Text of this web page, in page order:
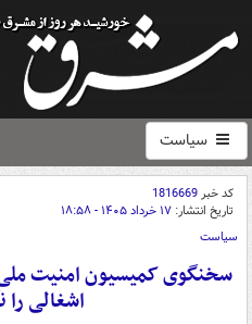
سیاست
کد خبر1816669
تاریخ انتشار: ۱۷ خرداد ۱۴۰۵ - ۱۸:۵۸
سیاست
سخنگوی کمیسیون امنیت
اشغالی را